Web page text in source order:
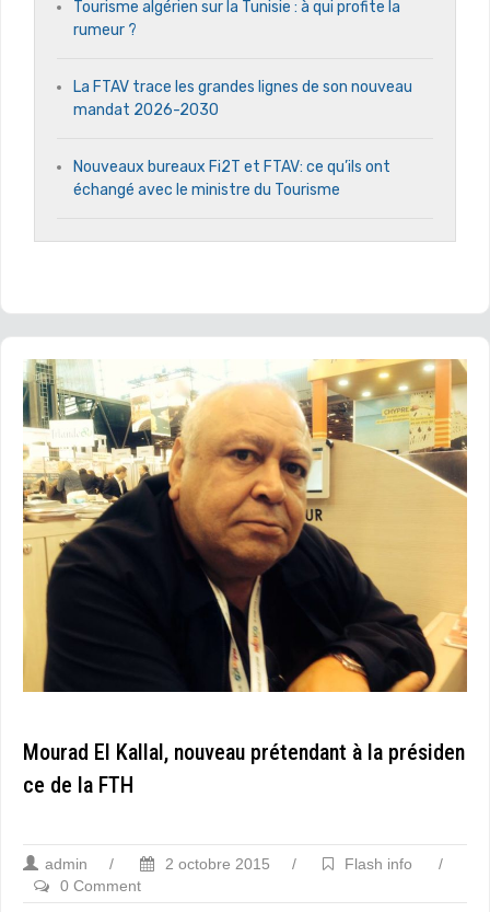
Tourisme algérien sur la Tunisie : à qui profite la
rumeur ?
La FTAV trace les grandes lignes de son nouveau
mandat 2026-2030
Nouveaux bureaux Fi2T et FTAV: ce qu’ils ont
échangé avec le ministre du Tourisme
Mourad El Kallal, nouveau prétendant à la présiden
ce de la FTH
admin / 2 octobre 2015 / Flash info
/
0 Comment